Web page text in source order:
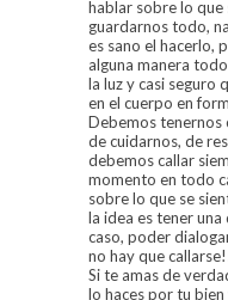
hablar sobre lo
guardarnos todo,
es sano el hacerlo,
alguna manera
la luz y casi seguro
en el cuerpo en
Debemos tenernos
de cuidarnos, de
debemos callar
momento en todo
sobre lo que se
la idea es tener
caso, poder
no hay que
Si te amas de
lo haces por tu